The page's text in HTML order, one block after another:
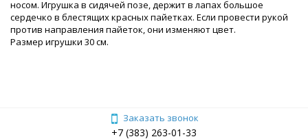
носом. Игрушка в сидячей позе, держит в лапах большое
сердечко в блестящих красных пайетках. Если провести рукой
против направления пайеток, они изменяют цвет.
Размер игрушки 30 см.
Заказать звонок
+7 (383) 263-01-33